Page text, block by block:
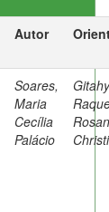
Autor
Soares,
Maria
Cecília
Palácio
Rosan